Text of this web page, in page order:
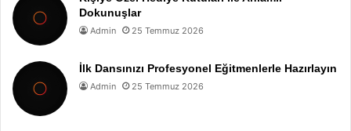
Dokunuşlar
Admin 25 Temmuz 2026
İlk Dansınızı Profesyonel Eğitmenlerle Hazırlayın
Admin 25 Temmuz 2026